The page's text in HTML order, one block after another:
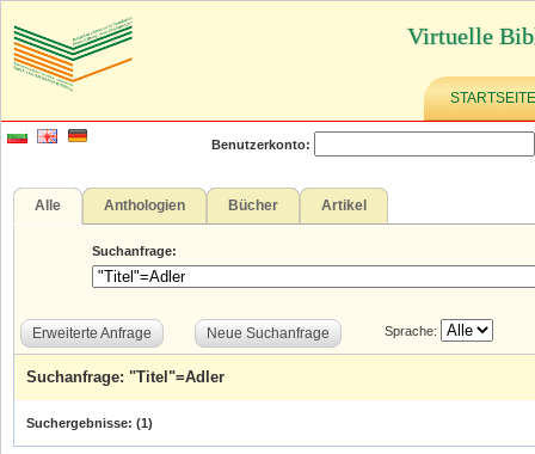
Virtuelle
STARTSEITE
Benutzerkonto:
Alle Anthologien Bücher Artikel
Suchanfrage:
Erweiterte Anfrage Neue Suchanfrage Sprache:
Suchanfrage: "Titel"=Adler
Suchergebnisse: (1)